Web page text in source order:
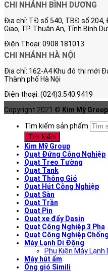
CHI NHÁNH BÌNH DƯƠNG
Địa chỉ: TĐ số 540, TBĐ số 204,
Giao, TP. Thuận An, Tỉnh Bình
Điện Thoại: 0908 181013
CHI NHÁNH HÀ NỘI
Địa chỉ: 162-A4 Khu đô thị mới
Thành phố Hà Nội
Điện thoại: (024)3.540.9419
Copyright 2021 © Kim Mỹ Group
Tìm kiếm sản phẩm
Tìm kiếm
Kim Mỹ Group
Quạt Đứng Công Nghiệp
Quạt Treo Tường
Quạt Tank
Quạt Thông Gió
Quạt Hút Công Nghiệp
Quạt Sàn
Quạt Trần
Quạt Pin
Quạt xe đẩy Dasin
Quạt Công Nghiệp 3 Pha
Quạt Công Nghiệp
Máy Lạnh Di Động
Phụ Kiện Máy Lạnh
Máy hút ẩm
Ống gió Simili